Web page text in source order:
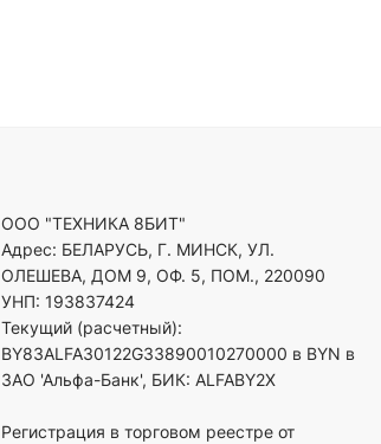
ООО "ТЕХНИКА 8БИТ"
Адрес: БЕЛАРУСЬ, Г. МИНСК, УЛ.
ОЛЕШЕВА, ДОМ 9, ОФ. 5, ПОМ., 220090
УНП: 193837424
Текущий (расчетный):
BY83ALFA30122G33890010270000 в BYN в
ЗАО 'Альфа-Банк', БИК: ALFABY2X
Регистрация в торговом реестре от